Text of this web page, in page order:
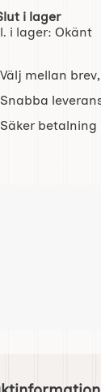
i lager
i lager: Okänt
Välj mellan
Snabba
Säker betalning